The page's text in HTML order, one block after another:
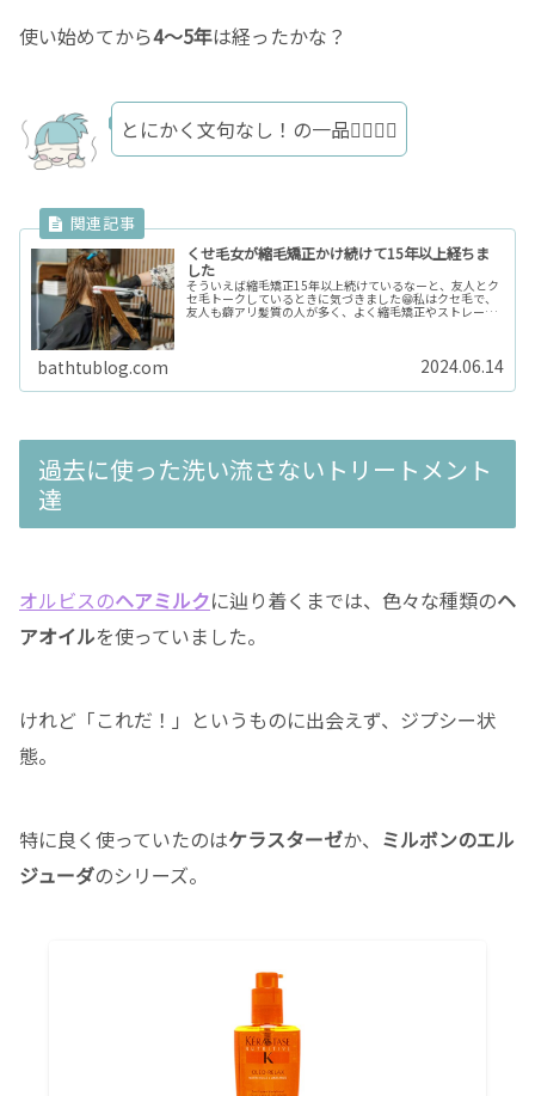
使い始めてから4〜5年は経ったかな？
とにかく文句なし！の一品👍🏻👍🏻
くせ毛女が縮毛矯正かけ続けて15年以上経ちま
した
そういえば縮毛矯正15年以上続けているなーと、友人とク
セ毛トークしているときに気づきました😁私はクセ毛で、
友人も癖アリ髪質の人が多く、よく縮毛矯正やストレート
bathtublog.com 2024.06.14
過去に使った洗い流さないトリートメント
達
オルビスのヘアミルクに辿り着くまでは、色々な種類のヘ
アオイルを使っていました。
けれど「これだ！」というものに出会えず、ジプシー状
態。
特に良く使っていたのはケラスターゼか、 ミルボンのエル
ジューダのシリーズ。